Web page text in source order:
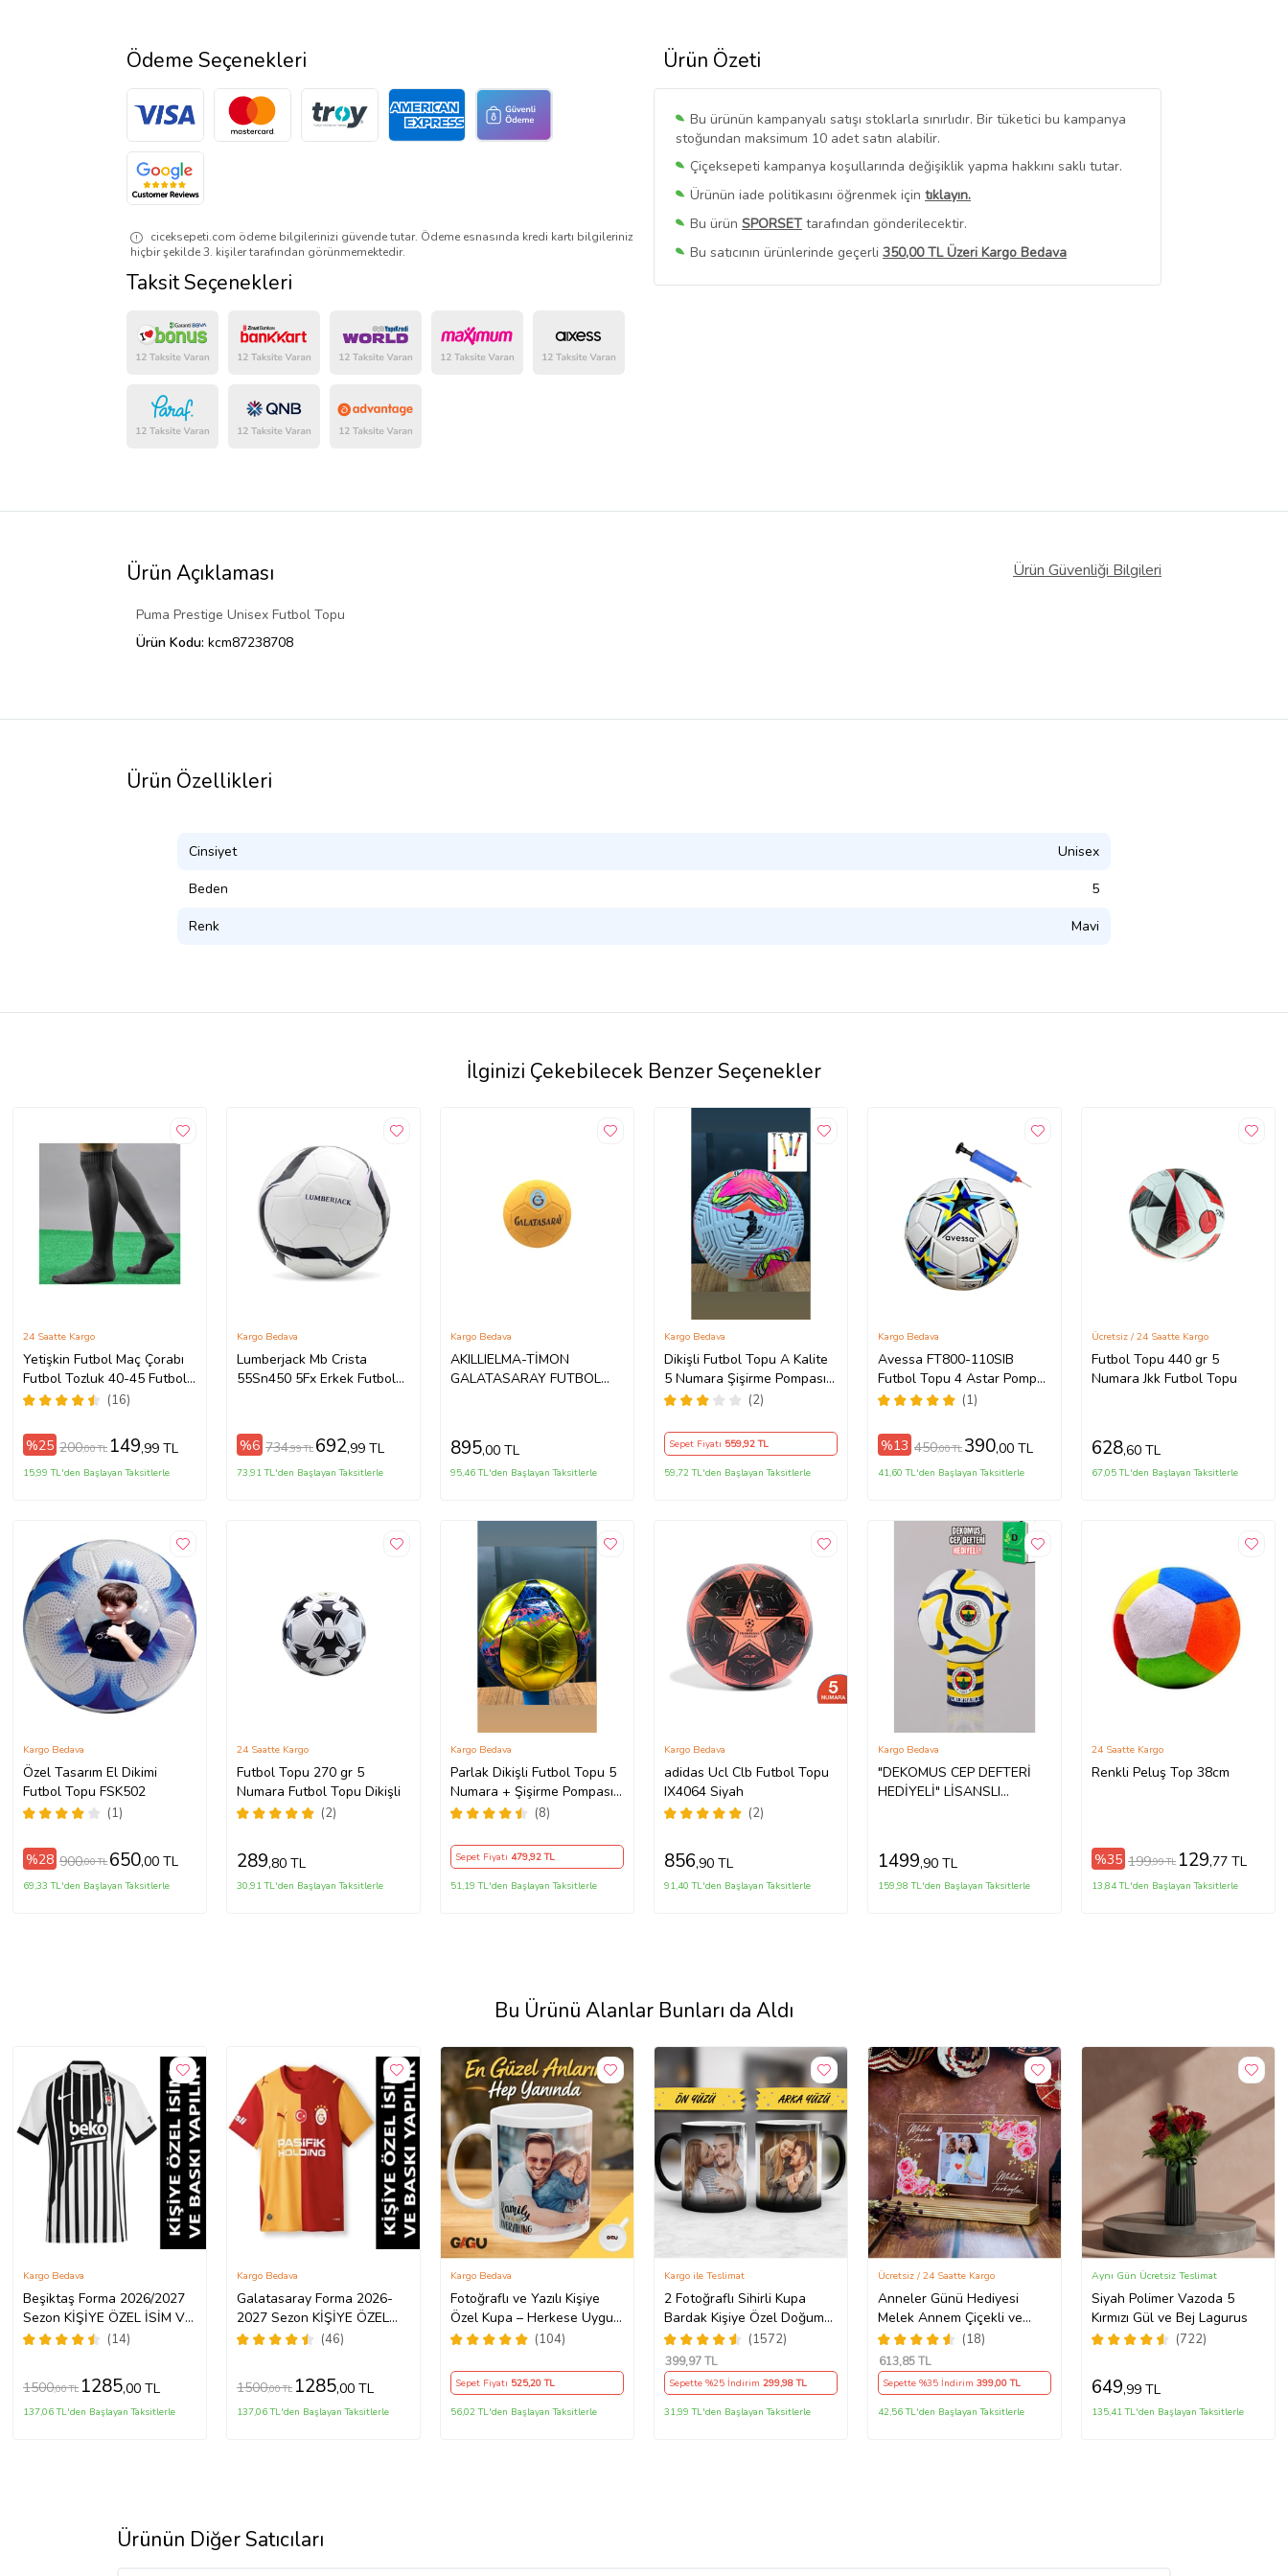
Ürün Özeti
Bu ürünün kampanyalı satışı stoklarla sınırlıdır. Bir tüketici bu kampanya
stoğundan maksimum 10 adet satın alabilir.
Çiçeksepeti kampanya koşullarında değişiklik yapma hakkını saklı tutar.
Ürünün iade politikasını öğrenmek için tıklayın.
Bu ürün SPORSET tarafından gönderilecektir.
Bu satıcının ürünlerinde geçerli 350,00 TL Üzeri Kargo Bedava
Bu SatıcınınTüm Ürünlerini Görüntüle
Ödeme Seçenekleri
ciceksepeti.com ödeme bilgilerinizi güvende tutar. Ödeme esnasında kredi kartı bilgileriniz
hiçbir şekilde 3. kişiler tarafından görünmemektedir.
Taksit Seçenekleri
Ürün Açıklaması Ürün Güvenliği Bilgileri
Puma Prestige Unisex Futbol Topu
Ürün Kodu: kcm87238708
Ürün Özellikleri
Cinsiyet Unisex
Beden 5
Renk Mavi
İlginizi Çekebilecek Benzer Seçenekler
Yetişkin Futbol Maç Çorabı
Futbol Tozluk 40-45 Futbol
Halısaha Çorabı (Siyah)
(16)
24 Saatte Kargo
%25 200,00 TL 149,99 TL
15,99 TL'den Başlayan Taksitlerle
Lumberjack Mb Crista
55Sn450 5Fx Erkek Futbol
Kargo Bedava
%6 734,99 TL 692,99 TL
73,91 TL'den Başlayan Taksitlerle
AKILLIELMA-TİMON
GALATASARAY FUTBOL
Kargo Bedava
895,00 TL
95,46 TL'den Başlayan Taksitlerle
Dikişli Futbol Topu A Kalite
5 Numara Şişirme Pompası
Hediyeli (Pembe)
(2)
Kargo Bedava
Sepet Fiyatı 559,92 TL
59,72 TL'den Başlayan Taksitlerle
Avessa FT800-110SIB
Futbol Topu 4 Astar Pompalı
(Siyah - Beyaz)(1)
Kargo Bedava
%13 450,00 TL 390,00 TL
41,60 TL'den Başlayan Taksitlerle
Futbol Topu 440 gr 5
Numara Jkk Futbol Topu
Ücretsiz / 24 Saatte Kargo
628,60 TL
67,05 TL'den Başlayan Taksitlerle
Özel Tasarım El Dikimi
Futbol Topu FSK502
(1)
Kargo Bedava
%28 900,00 TL 650,00 TL
69,33 TL'den Başlayan Taksitlerle
Futbol Topu 270 gr 5
Numara Futbol Topu Dikişli
(2)
24 Saatte Kargo
289,80 TL
30,91 TL'den Başlayan Taksitlerle
Parlak Dikişli Futbol Topu 5
Numara + Şişirme Pompası
Hediyeli (Sarı) (8)
Kargo Bedava
Sepet Fiyatı 479,92 TL
51,19 TL'den Başlayan Taksitlerle
adidas Ucl Clb Futbol Topu
IX4064 Siyah
(2)
Kargo Bedava
856,90 TL
91,40 TL'den Başlayan Taksitlerle
"DEKOMUS CEP DEFTERİ
HEDİYELİ" LİSANSLI
Kargo Bedava
1499,90 TL
159,98 TL'den Başlayan Taksitlerle
Renkli Peluş Top 38cm
24 Saatte Kargo
%35 199,99 TL 129,77 TL
13,84 TL'den Başlayan Taksitlerle
Bu Ürünü Alanlar Bunları da Aldı
Beşiktaş Forma 2026/2027
Sezon KİŞİYE ÖZEL İSİM VE
NUMARA BASKILI Yetişkin
(14)
Kargo Bedava
1500,00 TL 1285,00 TL
137,06 TL'den Başlayan Taksitlerle
Galatasaray Forma 2026-
2027 Sezon KİŞİYE ÖZEL
İSİM VE NUMARA BASKILI
(46)
Kargo Bedava
1500,00 TL 1285,00 TL
137,06 TL'den Başlayan Taksitlerle
Fotoğraflı ve Yazılı Kişiye
Özel Kupa – Herkese Uygun
Anlamlı Hediye Porselen(104)
Kargo Bedava
Sepet Fiyatı 525,20 TL
56,02 TL'den Başlayan Taksitlerle
2 Fotoğraflı Sihirli Kupa
Bardak Kişiye Özel Doğum
Günü Hediyesi Sevgiliye
Hediye Anneye Babaya
Ablaya Abiye Kız Erkek
Kardeşe Arkadaşa Resimli
Günü Yıl Dönümü Hediyesi
(1572)
Kargo ile Teslimat
399,97 TL
Sepette %25 İndirim 299,98 TL
31,99 TL'den Başlayan Taksitlerle
Anneler Günü Hediyesi
Melek Annem Çiçekli ve
Fotoğraflı Çerçeve, Anneye
Hediye Fotoğraflı Ahşap
Tabanlı Çerçeve (Yatay)
(18)
Ücretsiz / 24 Saatte Kargo
613,85 TL
Sepette %35 İndirim399,00 TL
42,56 TL'den Başlayan Taksitlerle
Siyah Polimer Vazoda 5
Kırmızı Gül ve Bej Lagurus
(722)
Aynı Gün Ücretsiz Teslimat
649,99 TL
135,41 TL'den Başlayan Taksitlerle
Ürünün Diğer Satıcıları